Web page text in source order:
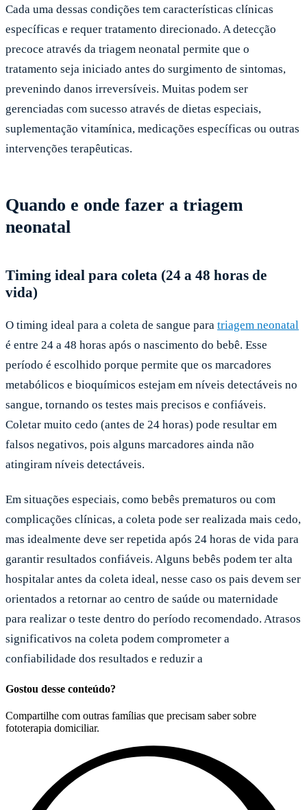
Cada uma dessas condições tem características clínicas
específicas e requer tratamento direcionado. A detecção
precoce através da triagem neonatal permite que o
tratamento seja iniciado antes do surgimento de sintomas,
prevenindo danos irreversíveis. Muitas podem ser
gerenciadas com sucesso através de dietas especiais,
suplementação vitamínica, medicações específicas ou outras
intervenções terapêuticas.
Quando e onde fazer a triagem
neonatal
Timing ideal para coleta (24 a 48 horas de
vida)
O timing ideal para a coleta de sangue para triagem neonatal
é entre 24 a 48 horas após o nascimento do bebê. Esse
período é escolhido porque permite que os marcadores
metabólicos e bioquímicos estejam em níveis detectáveis no
sangue, tornando os testes mais precisos e confiáveis.
Coletar muito cedo (antes de 24 horas) pode resultar em
falsos negativos, pois alguns marcadores ainda não
atingiram níveis detectáveis.
Em situações especiais, como bebês prematuros ou com
complicações clínicas, a coleta pode ser realizada mais cedo,
mas idealmente deve ser repetida após 24 horas de vida para
garantir resultados confiáveis. Alguns bebês podem ter alta
hospitalar antes da coleta ideal, nesse caso os pais devem ser
orientados a retornar ao centro de saúde ou maternidade
para realizar o teste dentro do período recomendado. Atrasos
significativos na coleta podem comprometer a
confiabilidade dos resultados e reduzir a
Gostou desse conteúdo?
Compartilhe com outras famílias que precisam saber sobre
fototerapia domiciliar.